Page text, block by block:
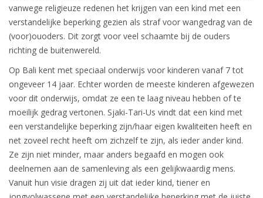
vanwege religieuze redenen het krijgen van een kind met een
verstandelijke beperking gezien als straf voor wangedrag van de
(voor)ouoders. Dit zorgt voor veel schaamte bij de ouders
richting de buitenwereld.
Op Bali kent met speciaal onderwijs voor kinderen vanaf 7 tot
ongeveer 14 jaar. Echter worden de meeste kinderen afgewezen
voor dit onderwijs, omdat ze een te laag niveau hebben of te
moeilijk gedrag vertonen. Sjaki-Tari-Us vindt dat een kind met
een verstandelijke beperking zijn/haar eigen kwaliteiten heeft en
net zoveel recht heeft om zichzelf te zijn, als ieder ander kind.
Ze zijn niet minder, maar anders begaafd en mogen ook
deelnemen aan de samenleving als een gelijkwaardig mens.
Vanuit hun visie dragen zij uit dat ieder kind, tiener en